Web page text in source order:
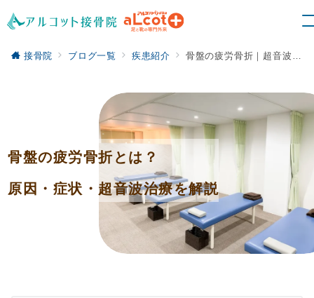
接骨院 ブログ一覧 疾患紹介 骨盤の疲労骨折｜超音波治療による早期回復サポート
骨盤の疲労骨折とは？
原因・症状・超音波治療を解説